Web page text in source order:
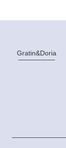
Gratin&Doria